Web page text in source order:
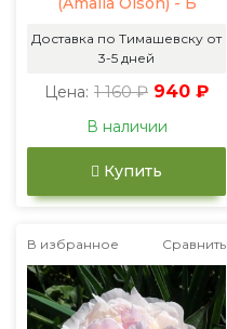
Доставка по Тимашевску от
3-5 дней
Цена: 1 160 ₽ 940 ₽
В наличии
Купить
В избранное Сравнить